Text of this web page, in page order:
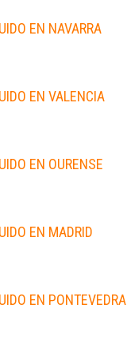
EN NAVARRA
EN VALENCIA
EN OURENSE
EN MADRID
EN PONTEVEDRA